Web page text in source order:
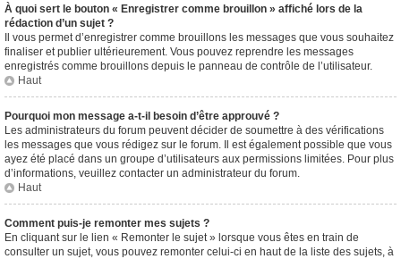
À quoi sert le bouton « Enregistrer comme brouillon » affiché lors de la
rédaction d’un sujet ?
Il vous permet d’enregistrer comme brouillons les messages que vous souhaitez
finaliser et publier ultérieurement. Vous pouvez reprendre les messages
enregistrés comme brouillons depuis le panneau de contrôle de l’utilisateur.
Haut
Pourquoi mon message a-t-il besoin d’être approuvé ?
Les administrateurs du forum peuvent décider de soumettre à des vérifications
les messages que vous rédigez sur le forum. Il est également possible que vous
ayez été placé dans un groupe d’utilisateurs aux permissions limitées. Pour plus
d’informations, veuillez contacter un administrateur du forum.
Haut
Comment puis-je remonter mes sujets ?
En cliquant sur le lien « Remonter le sujet » lorsque vous êtes en train de
consulter un sujet, vous pouvez remonter celui-ci en haut de la liste des sujets, à